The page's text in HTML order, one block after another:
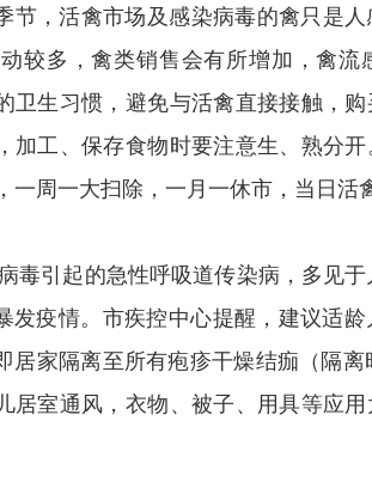
节，活禽市场及感染病毒的禽只是
较多，禽类销售会有所增加，禽流
卫生习惯，避免与活禽直接接触，
加工、保存食物时要注意生、熟分
一周一大扫除，一月一休市，当日活
毒引起的急性呼吸道传染病，多见
发疫情。市疾控中心提醒，建议适
居家隔离至所有疱疹干燥结痂（隔
居室通风，衣物、被子、用具等应